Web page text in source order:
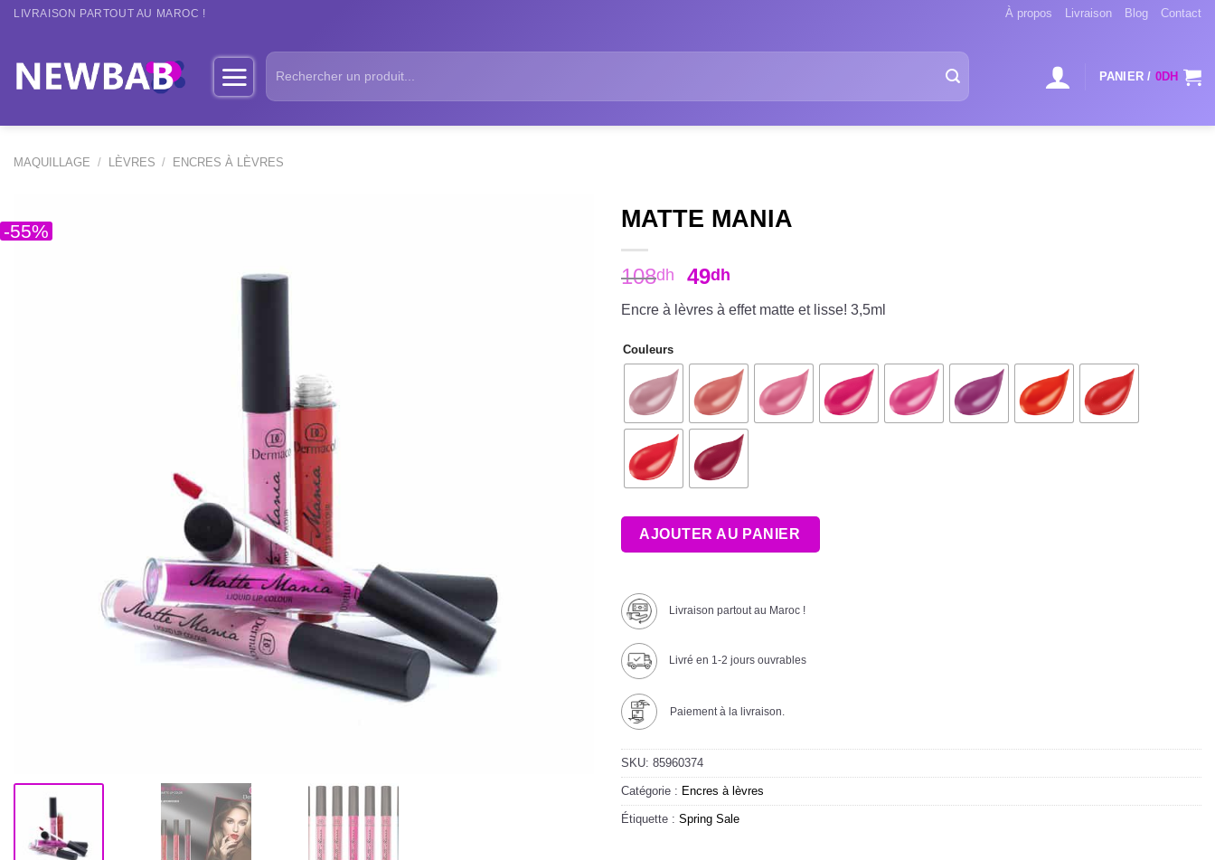
Passer
LIVRAISON PARTOUT AU MAROC ! À propos Livraison Blog Contact
Recherche
pour :
PANIER / 0DH
MAQUILLAGE / LÈVRES / ENCRES À LÈVRES
-55% MATTE MANIA
108dh 49dh
Encre à lèvres à effet matte et lisse! 3,5ml
Couleurs
AJOUTER AU PANIER
Livraison partout au Maroc !
Livré en 1-2 jours ouvrables
Paiement à la livraison.
SKU: 85960374
Catégorie : Encres à lèvres
Étiquette : Spring Sale